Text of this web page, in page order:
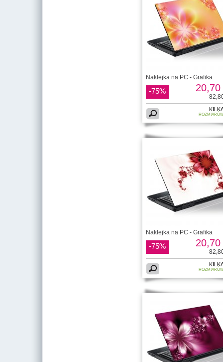
Naklejka na PC - Grafika
-75% 20,70
Naklejka na PC - Grafika
-75% 20,70